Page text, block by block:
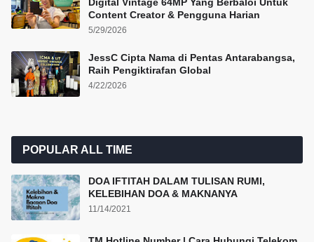
Content Creator & Pengguna Harian
5/29/2026
JessC Cipta Nama di Pentas Antarabangsa,
Raih Pengiktirafan Global
4/22/2026
POPULAR ALL TIME
DOA IFTITAH DALAM TULISAN RUMI,
KELEBIHAN DOA & MAKNANYA
11/14/2021